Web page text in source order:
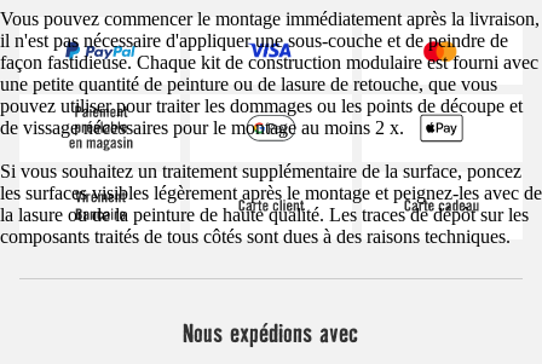
Vous pouvez commencer le montage immédiatement après la livraison,
il n'est pas nécessaire d'appliquer une sous-couche et de peindre de
façon fastidieuse. Chaque kit de construction modulaire est fourni avec
une petite quantité de peinture ou de lasure de retouche, que vous
pouvez utiliser pour traiter les dommages ou les points de découpe et
de vissage nécessaires pour le montage au moins 2 x.
Si vous souhaitez un traitement supplémentaire de la surface, poncez
les surfaces visibles légèrement après le montage et peignez-les avec de
la lasure ou de la peinture de haute qualité. Les traces de dépôt sur les
composants traités de tous côtés sont dues à des raisons techniques.
Nous expédions avec